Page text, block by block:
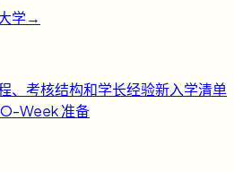
学→
、考核结构和学长经验新入学清单
Week 准备